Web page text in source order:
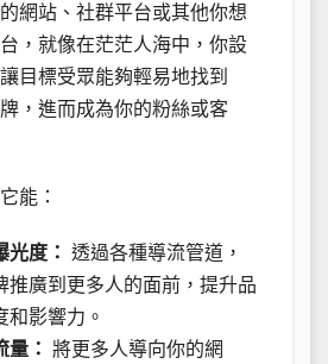
網站、社群平台或其他你想
，就像在茫茫人海中，你設
目標受眾能夠輕易地找到
，進而成為你的粉絲或客
能：
光度： 透過各種導流管道，
推廣到更多人的面前，提升品
和影響力。
量： 將更多人導向你的網